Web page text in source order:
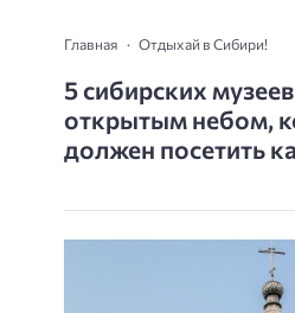
Главная Отдыхай в Сибири!
5 сибирских
открытым небом,
должен посетить